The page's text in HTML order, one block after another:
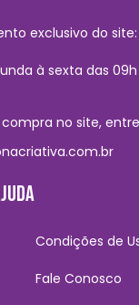
exclusivo do site:
à sexta das
no site,
Condições de
Fale Conosco